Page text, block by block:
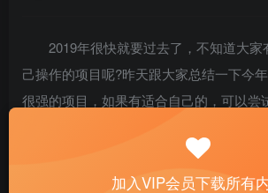
2019年很快就要过去了，不知道大家
己操作的项目呢?昨天跟大家总结一下今
很强的项目，如果有适合自己的，可以尝
因为到年底快过年了，有位朋友说今
加入VIP会员下载所有